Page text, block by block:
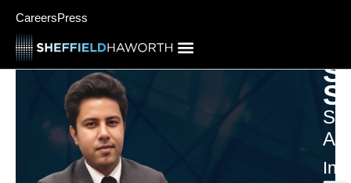
CareersPress